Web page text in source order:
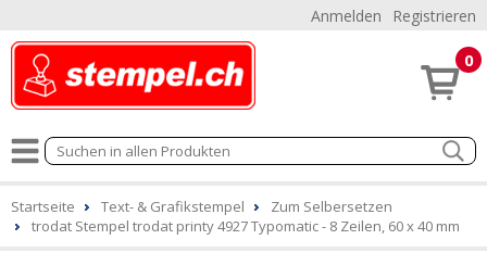
Anmelden Registrieren
0
Startseite Text- & Grafikstempel
Zum Selbersetzen
trodat Stempel trodat printy 4927 Typomatic - 8 Zeilen, 60 x 40 mm